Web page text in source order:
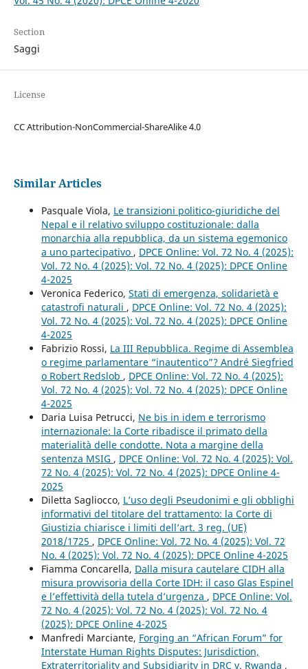
Section
Saggi
License
CC Attribution-NonCommercial-ShareAlike 4.0
Similar Articles
Pasquale Viola, Le transizioni politico-giuridiche del
Nepal e il relativo sviluppo costituzionale: dalla
monarchia alla repubblica, da un sistema egemonico
a uno partecipativo , DPCE Online: Vol. 72 No. 4 (2025):
Vol. 72 No. 4 (2025): Vol. 72 No. 4 (2025): DPCE Online
4-2025
Veronica Federico, Stati di emergenza, solidarietà e
catastrofi naturali , DPCE Online: Vol. 72 No. 4 (2025):
Vol. 72 No. 4 (2025): Vol. 72 No. 4 (2025): DPCE Online
4-2025
Fabrizio Rossi, La III Repubblica. Regime di Assemblea
o regime parlamentare “inautentico”? André Siegfried
o Robert Redslob , DPCE Online: Vol. 72 No. 4 (2025):
Vol. 72 No. 4 (2025): Vol. 72 No. 4 (2025): DPCE Online
4-2025
Daria Luisa Petrucci, Ne bis in idem e terrorismo
internazionale: la Corte ribadisce il primato della
materialità delle condotte. Nota a margine della
sentenza MSIG , DPCE Online: Vol. 72 No. 4 (2025): Vol.
72 No. 4 (2025): Vol. 72 No. 4 (2025): DPCE Online 4-
2025
Diletta Sagliocco, L’uso degli Pseudonimi e gli obblighi
informativi del titolare del trattamento: la Corte di
Giustizia chiarisce i limiti dell’art. 3 reg. (UE)
2018/1725 , DPCE Online: Vol. 72 No. 4 (2025): Vol. 72
No. 4 (2025): Vol. 72 No. 4 (2025): DPCE Online 4-2025
Fiamma Concarella, Dalla misura cautelare CIDH alla
misura provvisoria della Corte IDH: il caso Glas Espinel
e l’effettività della tutela d’urgenza , DPCE Online: Vol.
72 No. 4 (2025): Vol. 72 No. 4 (2025): Vol. 72 No. 4
(2025): DPCE Online 4-2025
Manfredi Marciante, Forging an “African Forum” for
Interstate Human Rights Disputes: Jurisdiction,
Extraterritoriality and Subsidiarity in DRC v. Rwanda ,